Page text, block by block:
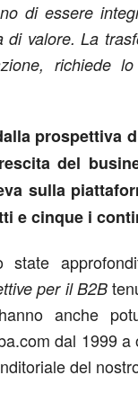
di essere
valore. La
richiede
prospettiva
del
sulla
e cinque i
per il B2B
anche
dal 1999
del